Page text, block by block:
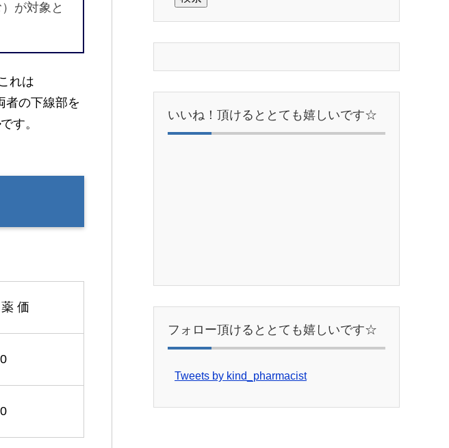
が対象と
れは
者の下線部を
です。
薬 価
いいね！頂けるととても嬉しいです☆
フォロー頂けるととても嬉しいです☆
Tweets by kind_pharmacist